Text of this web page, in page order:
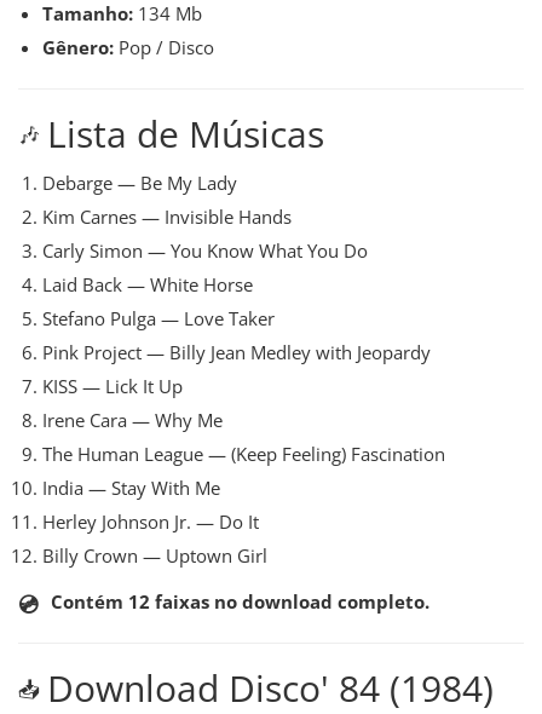
Tamanho: 134 Mb
Gênero: Pop / Disco
🎶 Lista de Músicas
Debarge — Be My Lady
Kim Carnes — Invisible Hands
Carly Simon — You Know What You Do
Laid Back — White Horse
Stefano Pulga — Love Taker
Pink Project — Billy Jean Medley with Jeopardy
KISS — Lick It Up
Irene Cara — Why Me
The Human League — (Keep Feeling) Fascination
India — Stay With Me
Herley Johnson Jr. — Do It
Billy Crown — Uptown Girl
💿 Contém 12 faixas no download completo.
📥 Download Disco' 84 (1984)